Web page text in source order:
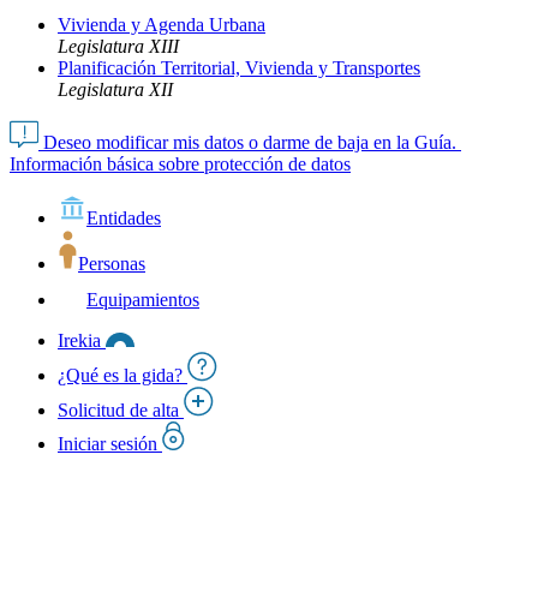
Vivienda y Agenda Urbana
Legislatura XIII
Planificación Territorial, Vivienda y Transportes
Legislatura XII
Deseo modificar mis datos o darme de baja en la Guía.
Información básica sobre protección de datos
Entidades
Personas
Equipamientos
Irekia
¿Qué es la gida?
Solicitud de alta
Iniciar sesión